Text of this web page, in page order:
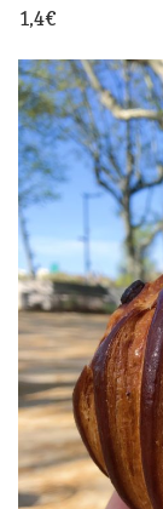
1,4€